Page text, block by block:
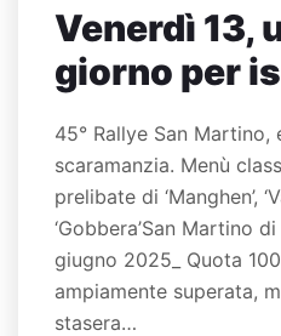
Venerdì 13,
giorno per
45° Rallye San
scaramanzia. Menù
prelibate di ‘Manghen’,
‘Gobbera’San Martino
giugno 2025_ Quota
ampiamente superata,
stasera…